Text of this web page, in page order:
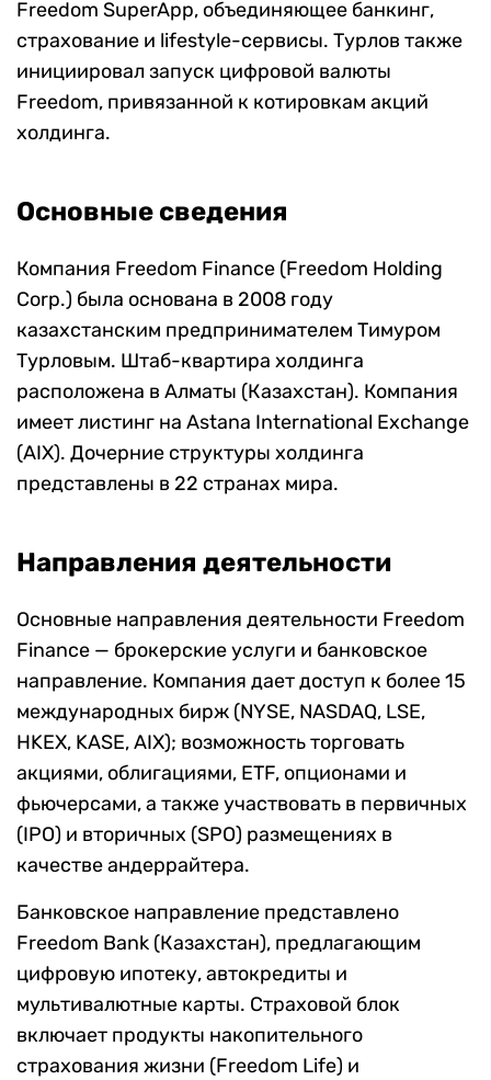
Freedom SuperApp, объединяющее банкинг,
страхование и lifestyle-сервисы. Турлов также
инициировал запуск цифровой валюты
Freedom, привязанной к котировкам акций
холдинга.
Основные сведения
Компания Freedom Finance (Freedom Holding
Corp.) была основана в 2008 году
казахстанским предпринимателем Тимуром
Турловым. Штаб-квартира холдинга
расположена в Алматы (Казахстан). Компания
имеет листинг на Astana International Exchange
(AIX). Дочерние структуры холдинга
представлены в 22 странах мира.
Направления деятельности
Основные направления деятельности Freedom
Finance — брокерские услуги и банковское
направление. Компания дает доступ к более 15
международных бирж (NYSE, NASDAQ, LSE,
HKEX, KASE, AIX); возможность торговать
акциями, облигациями, ETF, опционами и
фьючерсами, а также участвовать в первичных
(IPO) и вторичных (SPO) размещениях в
качестве андеррайтера.
Банковское направление представлено
Freedom Bank (Казахстан), предлагающим
цифровую ипотеку, автокредиты и
мультивалютные карты. Страховой блок
включает продукты накопительного
страхования жизни (Freedom Life) и